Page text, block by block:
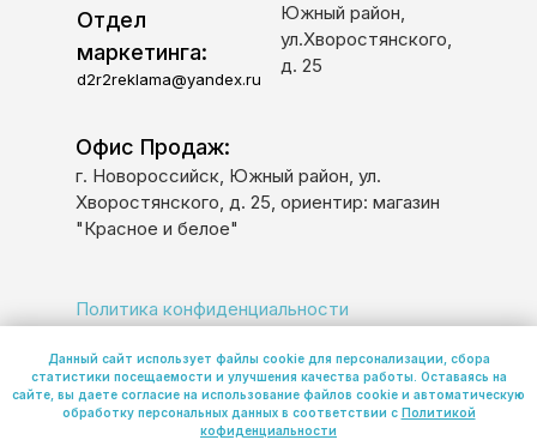
Офис Продаж:
г. Новороссийск, Южный район, ул.
Хворостянского, д. 25, ориентир: магазин
"Красное и белое"
Южный район,
ул.Хворостянского,
д. 25
Отдел
маркетинга:
d2r2reklama@yandex.ru
Политика обработки персональных данных
© 2026 ООО «К-7»
Политика конфиденциальности
Данный сайт использует файлы cookie для персонализации, сбора
статистики посещаемости и улучшения качества работы. Оставаясь на
сайте, вы даете согласие на использование файлов cookie и автоматическую
обработку персональных данных в соответствии с Политикой
кофиденциальности